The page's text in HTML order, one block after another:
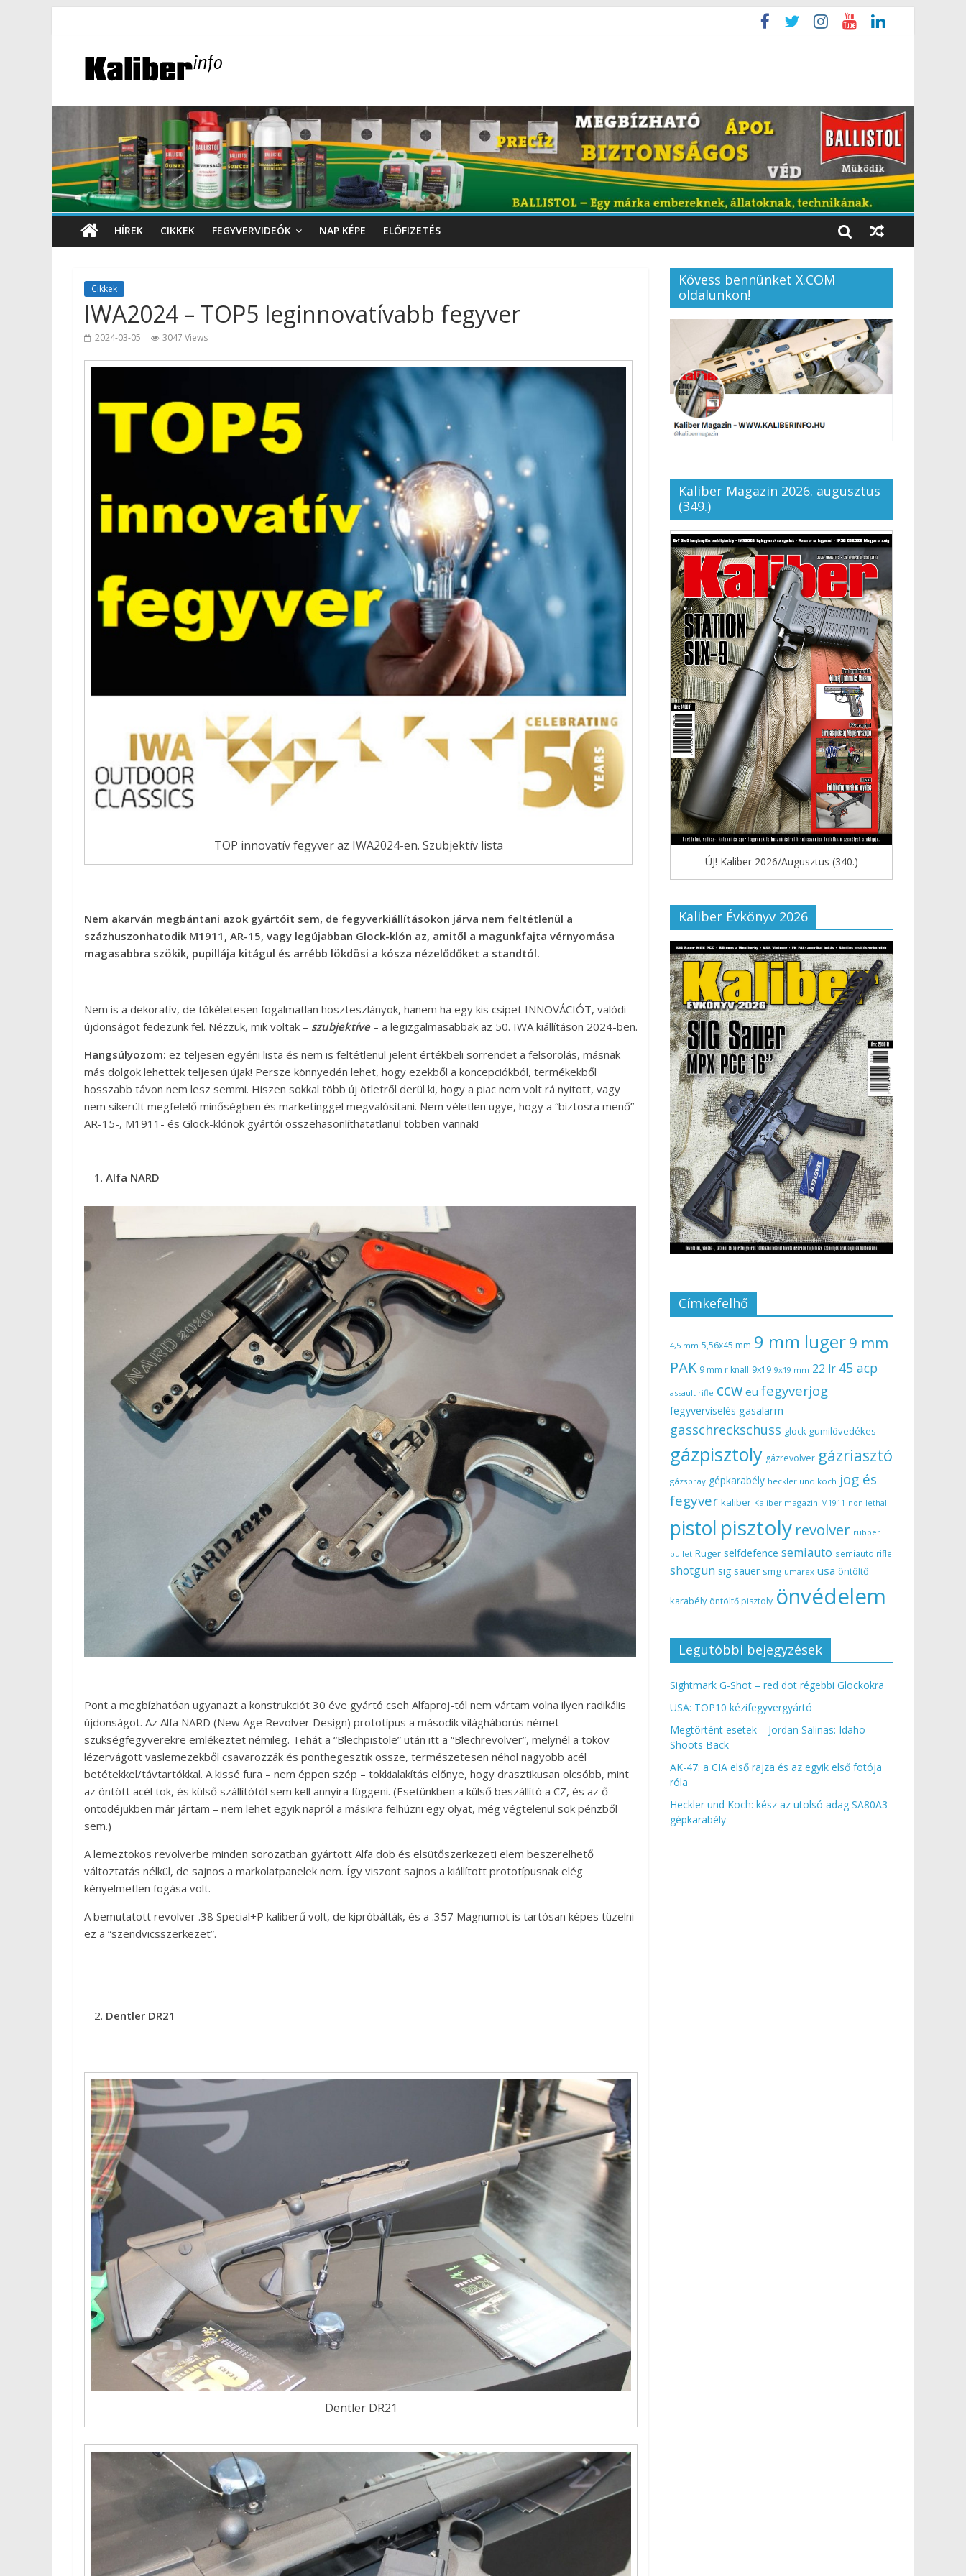
HÍREK CIKKEK FEGYVERVIDEÓK NAP KÉPE ELŐFIZETÉS
Cikkek
IWA2024 – TOP5 leginnovatívabb fegyver
2024-03-05 3047 Views
TOP innovatív fegyver az IWA2024-en. Szubjektív lista
Nem akarván megbántani azok gyártóit sem, de fegyverkiállításokon járva nem feltétlenül a
százhuszonhatodik M1911, AR-15, vagy legújabban Glock-klón az, amitől a magunkfajta vérnyomása
magasabbra szökik, pupillája kitágul és arrébb lökdösi a kósza nézelődőket a standtól.
Nem is a dekoratív, de tökéletesen fogalmatlan hoszteszlányok, hanem ha egy kis csipet INNOVÁCIÓT, valódi
újdonságot fedezünk fel. Nézzük, mik voltak – szubjektíve– a legizgalmasabbak az 50. IWA kiállításon 2024-ben.
Hangsúlyozom: ez teljesen egyéni lista és nem is feltétlenül jelent értékbeli sorrendet a felsorolás, másnak
más dolgok lehettek teljesen újak! Persze könnyedén lehet, hogy ezekből a koncepciókból, termékekből
hosszabb távon nem lesz semmi. Hiszen sokkal több új ötletről derül ki, hogy a piac nem volt rá nyitott, vagy
nem sikerült megfelelő minőségben és marketinggel megvalósítani. Nem véletlen ugye, hogy a “biztosra menő”
AR-15-, M1911- és Glock-klónok gyártói összehasonlíthatatlanul többen vannak!
Alfa NARD
Pont a megbízhatóan ugyanazt a konstrukciót 30 éve gyártó cseh Alfaproj-tól nem vártam volna ilyen radikális
újdonságot. Az Alfa NARD (New Age Revolver Design) prototípus a második világháborús német
szükségfegyverekre emlékeztet némileg. Tehát a “Blechpistole” után itt a “Blechrevolver”, melynél a tokov
lézervágott vaslemezekből csavarozzák és ponthegesztik össze, természetesen néhol nagyobb acél
betétekkel/távtartókkal. A kissé fura – nem éppen szép – tokkialakítás előnye, hogy drasztikusan olcsóbb, mint
az öntött acél tok, és külső szállítótól sem kell annyira függeni. (Esetünkben a külső beszállító a CZ, és az ő
öntödéjükben már jártam – nem lehet egyik napról a másikra felhúzni egy olyat, még végtelenül sok pénzből
sem.)
A lemeztokos revolverbe minden sorozatban gyártott Alfa dob és elsütőszerkezeti elem beszerelhető
változtatás nélkül, de sajnos a markolatpanelek nem. Így viszont sajnos a kiállított prototípusnak elég
kényelmetlen fogása volt.
A bemutatott revolver .38 Special+P kaliberű volt, de kipróbálták, és a .357 Magnumot is tartósan képes tüzelni
ez a “szendvicsszerkezet”.
Dentler DR21
Dentler DR21
Kövess bennünket X.COM
oldalunkon!
Kaliber Magazin 2026. augusztus
(349.)
ÚJ! Kaliber 2026/Augusztus (340.)
Kaliber Évkönyv 2026
Címkefelhő
4,5 mm 5,56x45 mm 9 mm luger9 mm
PAK 9 mm r knall 9x19 9x19 mm 22 lr 45 acp
assault rifle ccw eu fegyverjog
fegyverviselés gasalarm
gasschreckschuss glock gumilövedékes
gázpisztoly gázrevolver gázriasztó
gázspray gépkarabély heckler und koch jog és
fegyver kaliber Kaliber magazin M1911 non lethal
pistol pisztoly revolver rubber
bullet Ruger selfdefence semiauto semiauto rifle
shotgun sig sauer smg umarex usa öntöltő
karabély öntöltő pisztoly önvédelem
Legutóbbi bejegyzések
Sightmark G-Shot – red dot régebbi Glockokra
USA: TOP10 kézifegyvergyártó
Megtörtént esetek – Jordan Salinas: Idaho
Shoots Back
AK-47: a CIA első rajza és az egyik első fotója
róla
Heckler und Koch: kész az utolsó adag SA80A3
gépkarabély